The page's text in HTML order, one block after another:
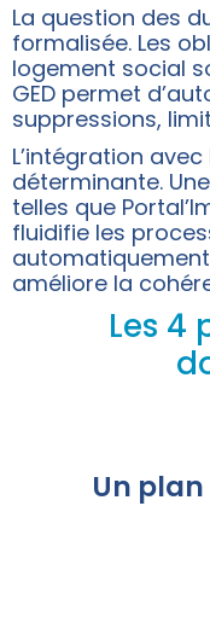
La question des
formalisée. Les
logement social
GED permet
suppressions,
L’intégration
déterminante.
telles que
fluidifie les
améliore la
Les 4
Un